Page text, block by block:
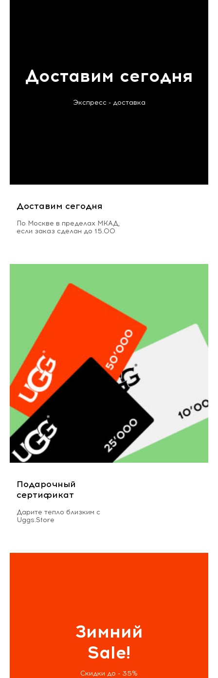
Доставим сегодня
Экспресс - доставка
Доставим сегодня
По Москве в пределах МКАД,
если заказ сделан до 15.00
Подарочный
сертификат
Дарите тепло близким с
Uggs.Store
Зимний
Sale!
Скидки до - 35%